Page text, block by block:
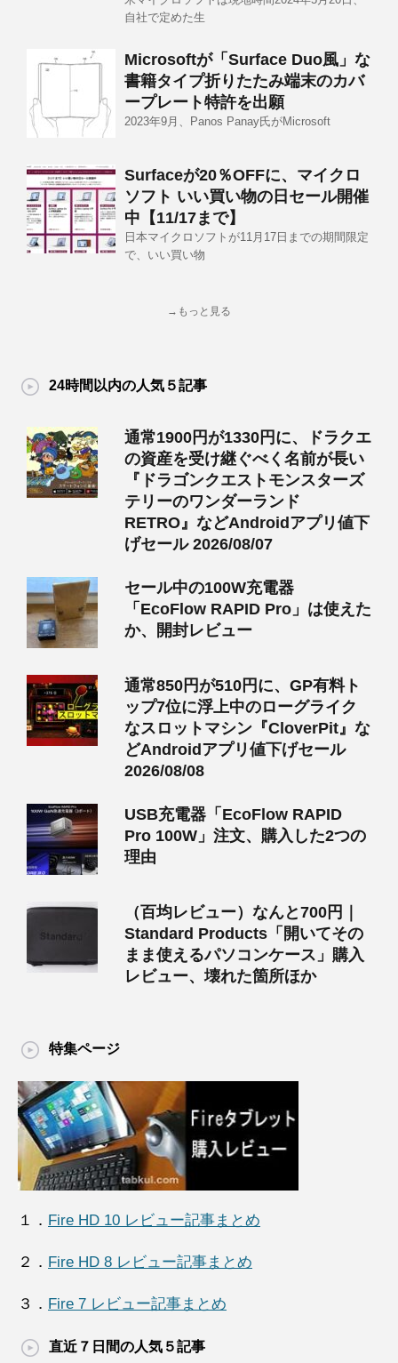
自社で定めた生
Microsoftが「Surface Duo風」な
書籍タイプ折りたたみ端末のカバ
ープレート特許を出願
2023年9月、Panos Panay氏がMicrosoft
Surfaceが20％OFFに、マイクロ
ソフト いい買い物の日セール開催
中【11/17まで】
日本マイクロソフトが11月17日までの期間限定
で、いい買い物
→もっと見る
24時間以内の人気５記事
通常1900円が1330円に、ドラクエ
の資産を受け継ぐべく名前が長い
『ドラゴンクエストモンスターズ
テリーのワンダーランド
RETRO』などAndroidアプリ値下
げセール 2026/08/07
セール中の100W充電器
「EcoFlow RAPID Pro」は使えた
か、開封レビュー
通常850円が510円に、GP有料ト
ップ7位に浮上中のローグライク
なスロットマシン『CloverPit』な
どAndroidアプリ値下げセール
2026/08/08
USB充電器「EcoFlow RAPID
Pro 100W」注文、購入した2つの
理由
（百均レビュー）なんと700円｜
Standard Products「開いてその
まま使えるパソコンケース」購入
レビュー、壊れた箇所ほか
特集ページ
１． Fire HD 10 レビュー記事まとめ
２． Fire HD 8 レビュー記事まとめ
３． Fire 7 レビュー記事まとめ
直近７日間の人気５記事